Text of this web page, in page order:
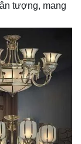
tượng, mang